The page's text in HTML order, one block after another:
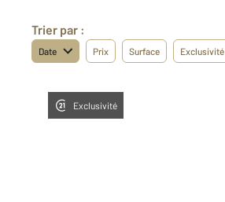
Trier par :
Date Prix Surface Exclusivité
Exclusivité